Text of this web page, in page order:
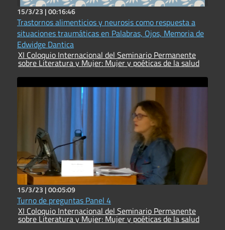
15/3/23 |00:16:46
Trastornos alimenticios y neurosis como respuesta a
situaciones traumáticas en Palabras, Ojos, Memoria de
Edwidge Dantica
XI Coloquio Internacional del Seminario Permanente
sobre Literatura y Mujer: Mujer y poéticas de la salud
15/3/23 |00:05:09
Turno de preguntas Panel 4
XI Coloquio Internacional del Seminario Permanente
sobre Literatura y Mujer: Mujer y poéticas de la salud